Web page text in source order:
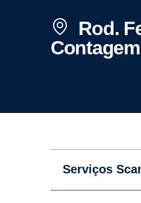
Rod.
Contagem
Serviços